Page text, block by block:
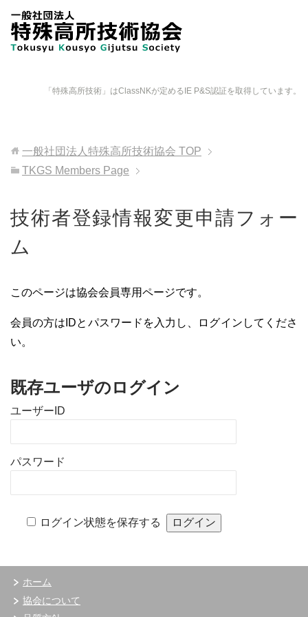
「特殊高所技術」はClassNKが定めるIE P&S認証を取得しています。
一般社団法人特殊高所技術協会 TOP
TKGS Members Page
技術者登録情報変更申請フォー
ム
このページは協会会員専用ページです。
会員の方はIDとパスワードを入力し、ログインしてくださ
い。
既存ユーザのログイン
ユーザーID
パスワード
ログイン状態を保存する
ホーム
協会について